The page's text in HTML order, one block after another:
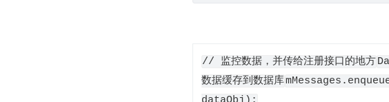
// 监控数据，并传给注册接口的地方
数据缓存到数据库